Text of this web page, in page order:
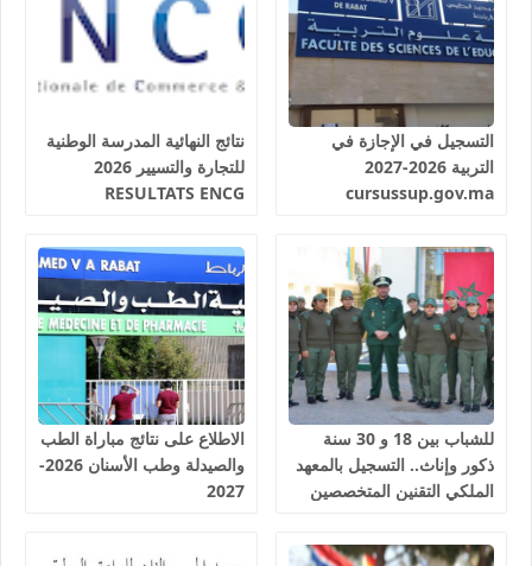
التسجيل في الإجازة في
التربية 2026-2027
cursussup.gov.ma
نتائج النهائية المدرسة الوطنية
للتجارة والتسيير 2026
RESULTATS ENCG
للشباب بين 18 و 30 سنة
ذكور وإناث.. التسجيل بالمعهد
الملكي التقنين المتخصصين
2027
الاطلاع على نتائج مباراة الطب
والصيدلة وطب الأسنان 2026-
2027